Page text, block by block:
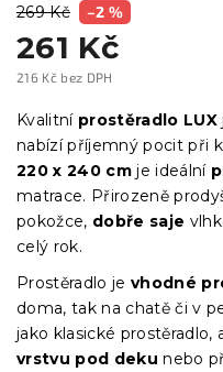
269 Kč –2 %
261 Kč
216 Kč bez DPH
cena:
Kvalitní prostěradlo LUX
nabízí příjemný pocit při
220 x 240 cm je ideální
matrace. Přirozeně
pokožce, dobře saje
celý rok.
Prostěradlo je vhodné
doma, tak na chatě či v
jako klasické prostěradlo,
vrstvu pod deku nebo